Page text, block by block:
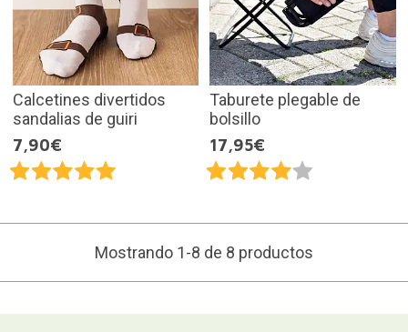
Calcetines divertidos
sandalias de guiri
7,90€
Taburete plegable de
bolsillo
17,95€
Mostrando 1-8 de 8 productos